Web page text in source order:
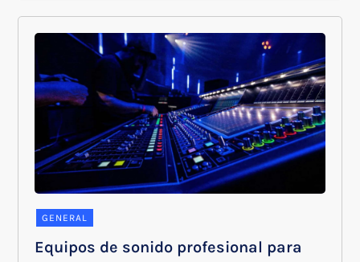
GENERAL
Equipos de sonido profesional para